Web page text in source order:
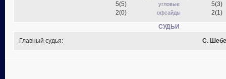
5(5)
2(0)
угловые
офсайды
5(3)
2(1)
СУДЬИ
Главный судья:
С.